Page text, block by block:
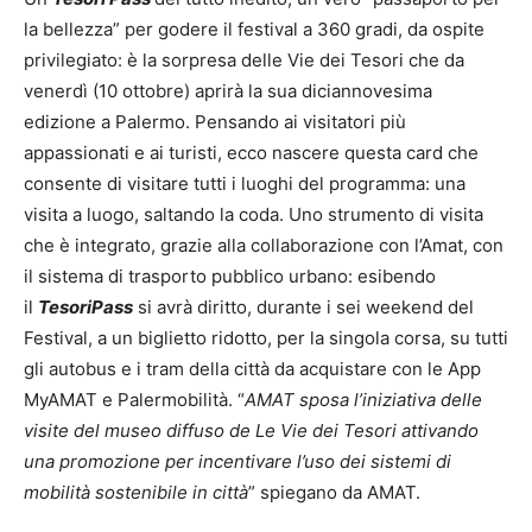
la bellezza” per godere il festival a 360 gradi, da ospite
privilegiato: è la sorpresa delle Vie dei Tesori che da
venerdì (10 ottobre) aprirà la sua diciannovesima
edizione a Palermo. Pensando ai visitatori più
appassionati e ai turisti, ecco nascere questa card che
consente di visitare tutti i luoghi del programma: una
visita a luogo, saltando la coda. Uno strumento di visita
che è integrato, grazie alla collaborazione con l’Amat, con
il sistema di trasporto pubblico urbano: esibendo
il TesoriPass si avrà diritto, durante i sei weekend del
Festival, a un biglietto ridotto, per la singola corsa, su tutti
gli autobus e i tram della città da acquistare con le App
MyAMAT e Palermobilità. “AMAT sposa l’iniziativa delle
visite del museo diffuso de Le Vie dei Tesori attivando
una promozione per incentivare l’uso dei sistemi di
mobilità sostenibile in città” spiegano da AMAT.